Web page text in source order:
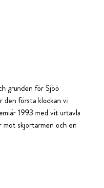
grunden för Sjöö
den första klockan vi
1993 med vit urtavla
skjortärmen och en